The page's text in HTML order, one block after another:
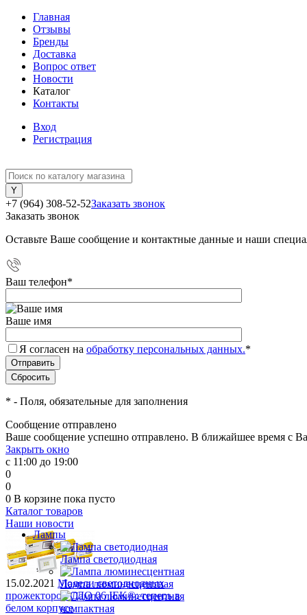
Главная
Отзывы
Бренды
Доставка
Вопрос ответ
Новости
Каталог
Контакты
Вход
Регистрация
+7 (964) 308-52-52Заказать звонок
Заказать звонок
Оставьте Ваше сообщение и контактные данные и наши
Ваш телефон*
Ваше имя
Я согласен на обработку персональных данных.*
* - Поля, обязательные для заполнения
Сообщение отправлено
Ваше сообщение успешно отправлено. В ближайшее время с
Закрыть окно
с 11:00 до 19:00
0
0
0 В корзине пока пусто
Каталог товаров
Лампы
Лампа светодиодная
Лампа люминесцентная
Наши новости
15.02.2021 Модели светодиодных
прожекторов СДО 06 IEK®: теперь в
белом корпусе